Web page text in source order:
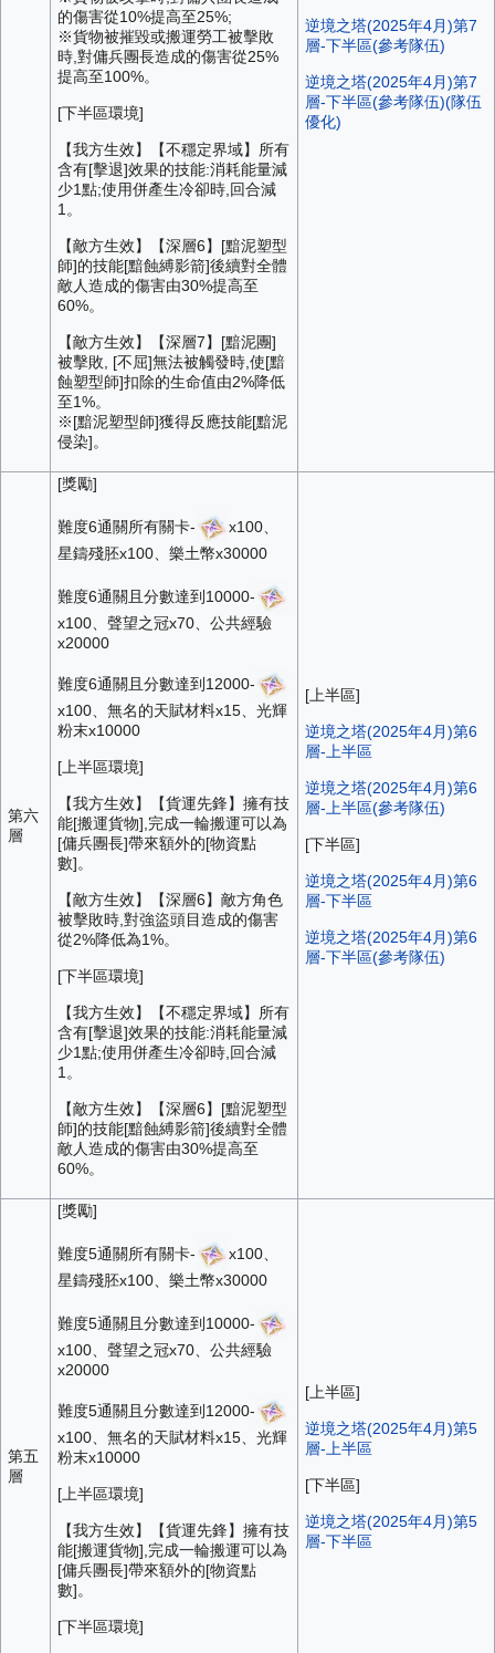
的傷害從10%提高至25%;
※貨物被摧毀或搬運勞工被擊敗
時,對傭兵團長造成的傷害從25%
提高至100%。
[下半區環境]
【我方生效】【不穩定界域】所有
含有[擊退]效果的技能:消耗能量減
少1點;使用併產生冷卻時,回合減
1。
【敵方生效】【深層6】[黯泥塑型
師]的技能[黯蝕縛影箭]後續對全體
敵人造成的傷害由30%提高至
60%。
【敵方生效】【深層7】[黯泥團]
被擊敗, [不屈]無法被觸發時,使[黯
蝕塑型師]扣除的生命值由2%降低
至1%。
※[黯泥塑型師]獲得反應技能[黯泥
侵染]。
逆境之塔(2025年4月)第7
層-下半區(參考隊伍)
逆境之塔(2025年4月)第7
層-下半區(參考隊伍)(隊伍
優化)
第六
層
[獎勵]
難度6通關所有關卡-
x100、
星鑄殘胚x100、樂土幣x30000
難度6通關且分數達到10000-
x100、聲望之冠x70、公共經驗
x20000
難度6通關且分數達到12000-
x100、無名的天賦材料x15、光輝
粉末x10000
[上半區環境]
【我方生效】【貨運先鋒】擁有技
能[搬運貨物],完成一輪搬運可以為
[傭兵團長]帶來額外的[物資點
數]。
【敵方生效】【深層6】敵方角色
被擊敗時,對強盜頭目造成的傷害
從2%降低為1%。
[下半區環境]
【我方生效】【不穩定界域】所有
含有[擊退]效果的技能:消耗能量減
少1點;使用併產生冷卻時,回合減
1。
【敵方生效】【深層6】[黯泥塑型
師]的技能[黯蝕縛影箭]後續對全體
敵人造成的傷害由30%提高至
60%。
[上半區]
逆境之塔(2025年4月)第6
層-上半區
逆境之塔(2025年4月)第6
層-上半區(參考隊伍)
[下半區]
逆境之塔(2025年4月)第6
層-下半區
逆境之塔(2025年4月)第6
層-下半區(參考隊伍)
第五
層
[獎勵]
難度5通關所有關卡-
x100、
星鑄殘胚x100、樂土幣x30000
難度5通關且分數達到10000-
x100、聲望之冠x70、公共經驗
x20000
難度5通關且分數達到12000-
x100、無名的天賦材料x15、光輝
粉末x10000
[上半區環境]
【我方生效】【貨運先鋒】擁有技
能[搬運貨物],完成一輪搬運可以為
[傭兵團長]帶來額外的[物資點
數]。
[下半區環境]
[上半區]
逆境之塔(2025年4月)第5
層-上半區
[下半區]
逆境之塔(2025年4月)第5
層-下半區